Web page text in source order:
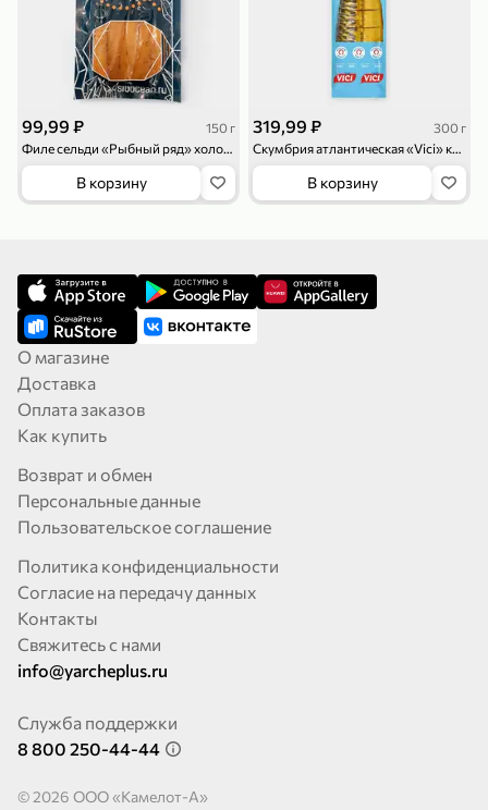
99,99 ₽
150 г
Филе сельди «Рыбный ряд» холодного копчения, 150 г
В корзину
319,99 ₽
300 г
Скумбрия атлантическая «Vici» кусочки холодного копчения, 300 г
В корзину
О магазине
Доставка
Оплата заказов
Как купить
Возврат и обмен
Персональные данные
Пользовательское соглашение
Политика конфиденциальности
Согласие на передачу данных
Контакты
Свяжитесь с нами
info@yarcheplus.ru
Служба поддержки
8 800 250-44-44
© 2026 OOO «Камелот-А»